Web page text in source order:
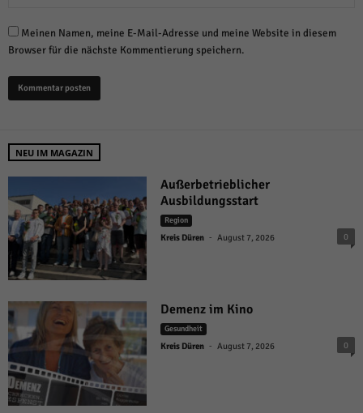
Meinen Namen, meine E-Mail-Adresse und meine Website in diesem
Browser für die nächste Kommentierung speichern.
NEU IM MAGAZIN
Außerbetrieblicher
Ausbildungsstart
Region
Kreis Düren - August 7, 2026 0
Demenz im Kino
Gesundheit
Kreis Düren - August 7, 2026 0